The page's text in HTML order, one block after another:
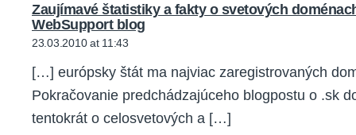
Zaujímavé štatistiky a fakty o svetových
WebSupport blogsays:
23.03.2010 at 11:43
[…] európsky štát ma najviac zaregistrovaných
Pokračovanie predchádzajúceho blogpostu o .sk
tentokrát o celosvetových a […]